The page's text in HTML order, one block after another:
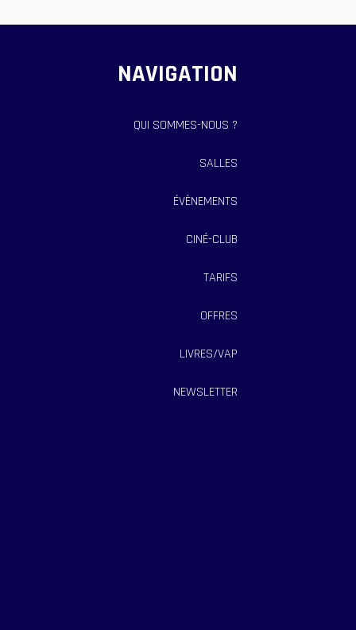
NAVIGATION
QUI SOMMES-NOUS ?
SALLES
ÉVÈNEMENTS
CINÉ-CLUB
TARIFS
OFFRES
LIVRES/VAP
NEWSLETTER